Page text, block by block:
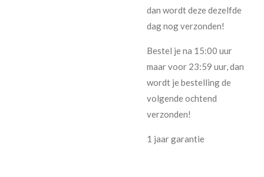
dan wordt deze dezelfde
dag nog verzonden!
Bestel je na 15:00 uur
maar voor 23:59 uur, dan
wordt je bestelling de
volgende ochtend
verzonden!
1 jaar garantie